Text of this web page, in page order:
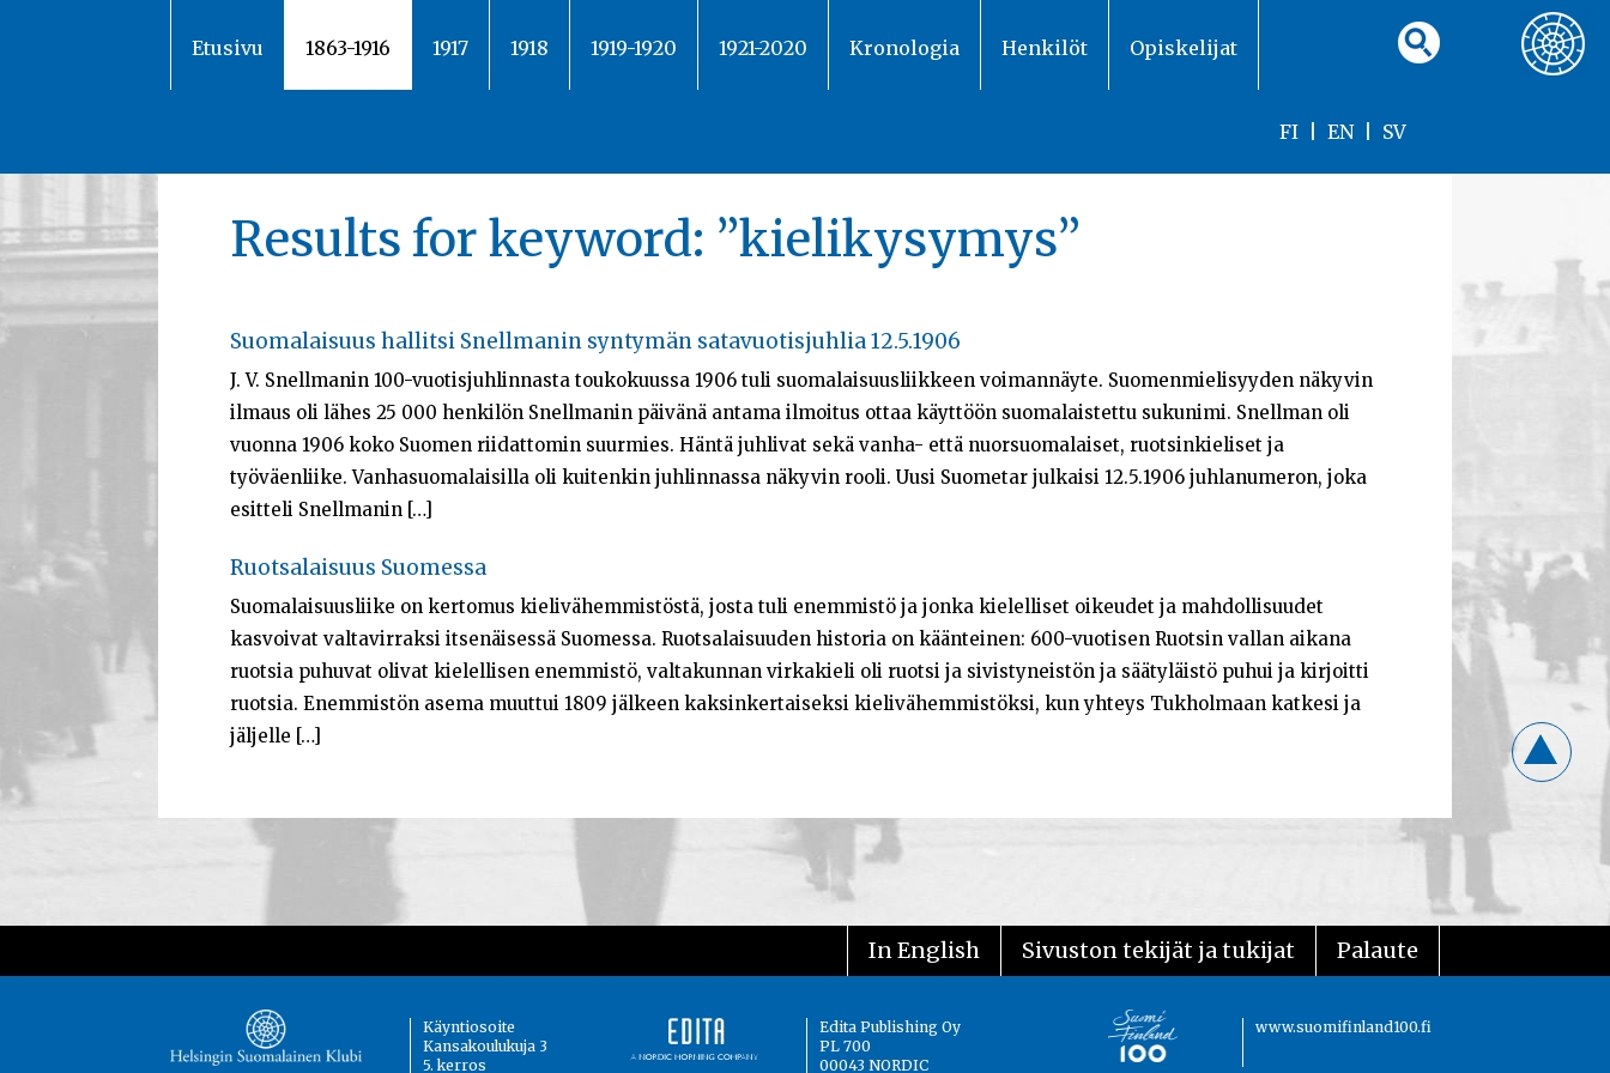
Etusivu 1863-1916 1917 1918 1919-1920 1921-2020 Kronologia Henkilöt Opiskelijat
FI EN| SV
Results for keyword: ”kielikysymys”
Suomalaisuus hallitsi Snellmanin syntymän satavuotisjuhlia 12.5.1906
J. V. Snellmanin 100-vuotisjuhlinnasta toukokuussa 1906 tuli suomalaisuusliikkeen voimannäyte. Suomenmielisyyden näkyvin
ilmaus oli lähes 25 000 henkilön Snellmanin päivänä antama ilmoitus ottaa käyttöön suomalaistettu sukunimi. Snellman oli
vuonna 1906 koko Suomen riidattomin suurmies. Häntä juhlivat sekä vanha- että nuorsuomalaiset, ruotsinkieliset ja
työväenliike. Vanhasuomalaisilla oli kuitenkin juhlinnassa näkyvin rooli. Uusi Suometar julkaisi 12.5.1906 juhlanumeron, joka
esitteli Snellmanin […]
Ruotsalaisuus Suomessa
Suomalaisuusliike on kertomus kielivähemmistöstä, josta tuli enemmistö ja jonka kielelliset oikeudet ja mahdollisuudet
kasvoivat valtavirraksi itsenäisessä Suomessa. Ruotsalaisuuden historia on käänteinen: 600-vuotisen Ruotsin vallan aikana
ruotsia puhuvat olivat kielellisen enemmistö, valtakunnan virkakieli oli ruotsi ja sivistyneistön ja säätyläistö puhui ja kirjoitti
ruotsia. Enemmistön asema muuttui 1809 jälkeen kaksinkertaiseksi kielivähemmistöksi, kun yhteys Tukholmaan katkesi ja
jäljelle […]
In English Sivuston tekijät ja tukijat Palaute
Käyntiosoite
Kansakoulukuja 3
5. kerros
Edita Publishing Oy
PL 700
00043 NORDIC
www.suomifinland100.fi